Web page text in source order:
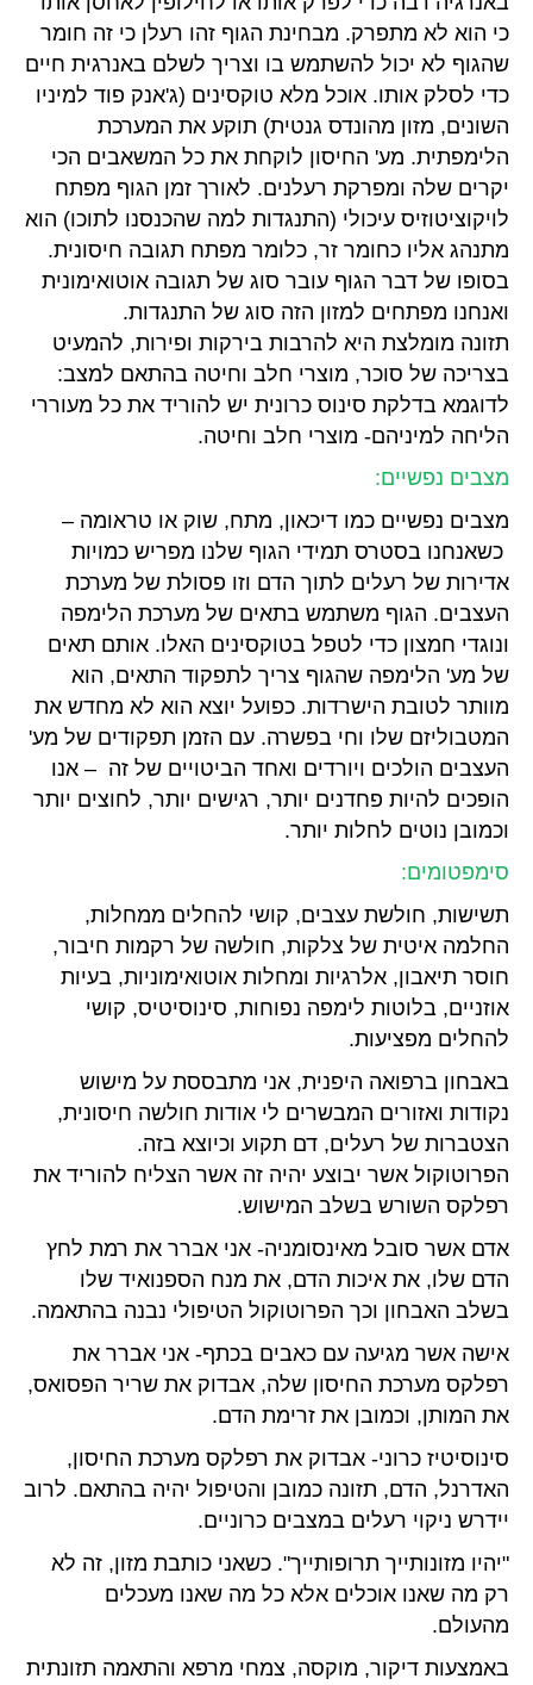
כי הוא לא מתפרק. מבחינת הגוף זהו רעלן כי זה חומר
שהגוף לא יכול להשתמש בו וצריך לשלם באנרגית חיים
כדי לסלק אותו. אוכל מלא טוקסינים (ג'אנק פוד למיניו
השונים, מזון מהונדס גנטית) תוקע את המערכת
הלימפתית. מע' החיסון לוקחת את כל המשאבים הכי
יקרים שלה ומפרקת רעלנים. לאורך זמן הגוף מפתח
לויקוציטוזיס עיכולי (התנגדות למה שהכנסנו לתוכו) הוא
מתנהג אליו כחומר זר, כלומר מפתח תגובה חיסונית.
בסופו של דבר הגוף עובר סוג של תגובה אוטואימונית
ואנחנו מפתחים למזון הזה סוג של התנגדות.
תזונה מומלצת היא להרבות בירקות ופירות, להמעיט
בצריכה של סוכר, מוצרי חלב וחיטה בהתאם למצב:
לדוגמא בדלקת סינוס כרונית יש להוריד את כל מעוררי
הליחה למיניהם- מוצרי חלב וחיטה.
מצבים נפשיים:
מצבים נפשיים כמו דיכאון, מתח, שוק או טראומה –
כשאנחנו בסטרס תמידי הגוף שלנו מפריש כמויות
אדירות של רעלים לתוך הדם וזו פסולת של מערכת
העצבים. הגוף משתמש בתאים של מערכת הלימפה
ונוגדי חמצון כדי לטפל בטוקסינים האלו. אותם תאים
של מע' הלימפה שהגוף צריך לתפקוד התאים, הוא
מוותר לטובת הישרדות. כפועל יוצא הוא לא מחדש את
המטבוליזם שלו וחי בפשרה. עם הזמן תפקודים של מע'
העצבים הולכים ויורדים ואחד הביטויים של זה – אנו
הופכים להיות פחדנים יותר, רגישים יותר, לחוצים יותר
וכמובן נוטים לחלות יותר.
סימפטומים:
תשישות, חולשת עצבים, קושי להחלים ממחלות,
החלמה איטית של צלקות, חולשה של רקמות חיבור,
חוסר תיאבון, אלרגיות ומחלות אוטואימוניות, בעיות
אוזניים, בלוטות לימפה נפוחות, סינוסיטיס, קושי
להחלים מפציעות.
באבחון ברפואה היפנית, אני מתבססת על מישוש
נקודות ואזורים המבשרים לי אודות חולשה חיסונית,
הצטברות של רעלים, דם תקוע וכיוצא בזה.
הפרוטוקול אשר יבוצע יהיה זה אשר הצליח להוריד את
רפלקס השורש בשלב המישוש.
אדם אשר סובל מאינסומניה- אני אברר את רמת לחץ
הדם שלו, את איכות הדם, את מנח הספנואיד שלו
בשלב האבחון וכך הפרוטוקול הטיפולי נבנה בהתאמה.
אישה אשר מגיעה עם כאבים בכתף- אני אברר את
רפלקס מערכת החיסון שלה, אבדוק את שריר הפסואס,
את המותן, וכמובן את זרימת הדם.
סינוסיטיז כרוני- אבדוק את רפלקס מערכת החיסון,
האדרנל, הדם, תזונה כמובן והטיפול יהיה בהתאם. לרוב
יידרש ניקוי רעלים במצבים כרוניים.
"יהיו מזונותייך תרופותייך". כשאני כותבת מזון, זה לא
רק מה שאנו אוכלים אלא כל מה שאנו מעכלים
מהעולם.
באמצעות דיקור, מוקסה, צמחי מרפא והתאמה תזונתית